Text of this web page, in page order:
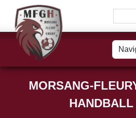
MORSANG-
HANDBALL
Panneau de gestion des cookies